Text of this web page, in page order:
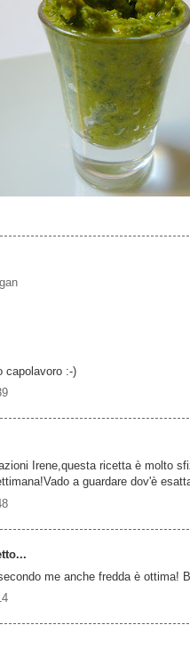
capolavoro :-)
Irene,questa ricetta è molto
a guardare dov'è
me anche fredda è ottima!